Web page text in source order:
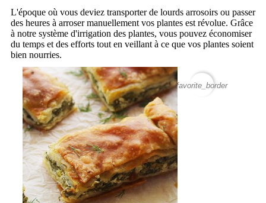
L'époque où vous deviez transporter de lourds arrosoirs ou passer
des heures à arroser manuellement vos plantes est révolue. Grâce
à notre système d'irrigation des plantes, vous pouvez économiser
du temps et des efforts tout en veillant à ce que vos plantes soient
bien nourries.
favorite_border